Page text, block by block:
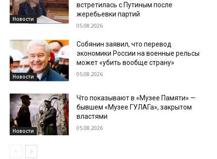
Новости
встретилась с Путиным после
жеребьевки партий
05.08.2026
Новости
Собянин заявил, что перевод
экономики России на военные рельсы
может «убить вообще страну»
05.08.2026
Новости
Что показывают в «Музее Памяти» —
бывшем «Музее ГУЛАГа», закрытом
властями
05.08.2026